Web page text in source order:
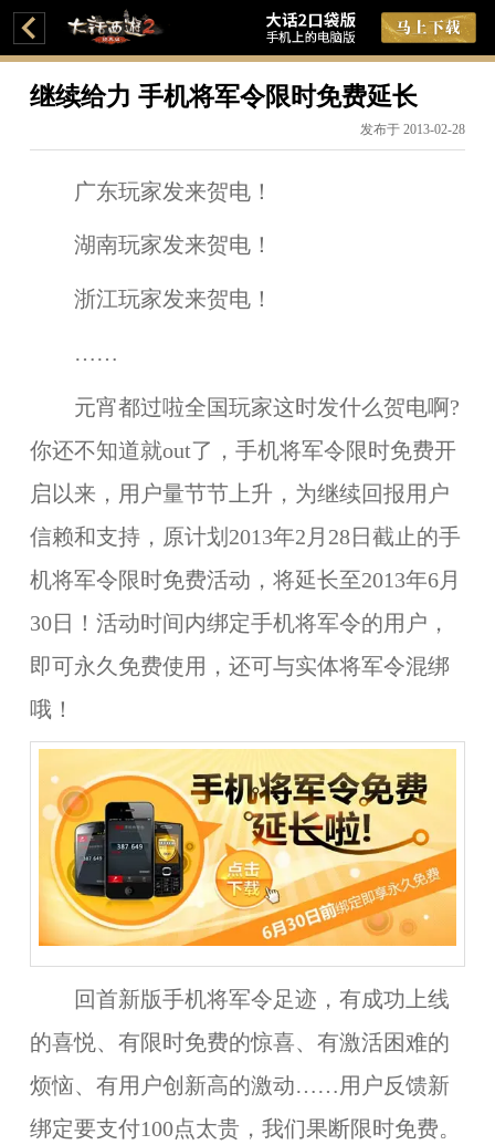
继续给力 手机将军令限时免费延长
发布于 2013-02-28
广东玩家发来贺电！
湖南玩家发来贺电！
浙江玩家发来贺电！
……
元宵都过啦全国玩家这时发什么贺电啊?
你还不知道就out了，手机将军令限时免费开
启以来，用户量节节上升，为继续回报用户
信赖和支持， 原计划2013年2月28日截止的手
机将军令限时免费活动，将延长至2013年6月
30日！ 活动时间内绑定手机将军令的用户，
即可永久免费使用， 还可与实体将军令混绑
哦！
回首新版手机将军令足迹，有成功上线
的喜悦、有限时免费的惊喜、有激活困难的
烦恼、有用户创新高的激动……用户反馈新
绑定要支付100点太贵，我们果断限时免费。